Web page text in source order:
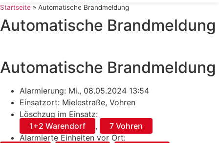
Startseite » Automatische Brandmeldung
Automatische Brandmeldung
Automatische Brandmeldung
Alarmierung: Mi., 08.05.2024 13:54
Einsatzort: Mielestraße, Vohren
Löschzug im Einsatz:
1+2 Warendorf
,
7 Vohren
Alarmierte Einheiten vor Ort: